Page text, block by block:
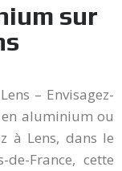
sur
– Envisagez-
aluminium ou
à Lens, dans le
France, cette